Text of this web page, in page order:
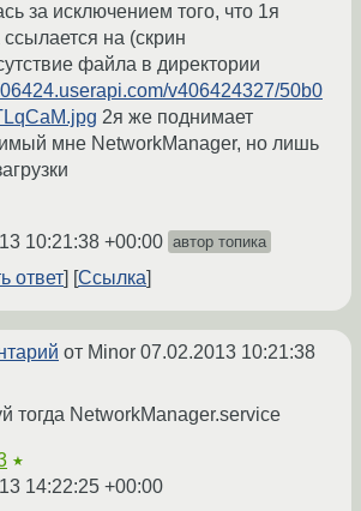
за исключением того, что 1я
на (скрин
файла в директории
v406424327/50b0
2я же поднимает
мне NetworkManager, но лишь
10:21:38 +00:00 автор топика
ответ Ссылка
от Minor 07.02.2013 10:21:38
тогда NetworkManager.service
★
14:22:25 +00:00